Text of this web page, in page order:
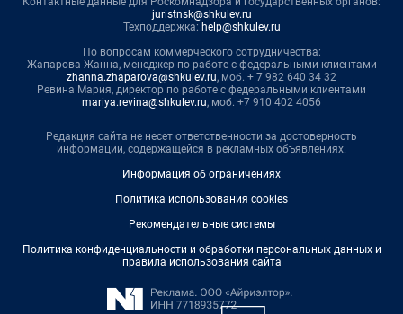
juristnsk@shkulev.ru
Техподдержка: help@shkulev.ru
По вопросам коммерческого сотрудничества:
Жапарова Жанна, менеджер по работе с федеральными клиентами
zhanna.zhaparova@shkulev.ru, моб. + 7 982 640 34 32
Ревина Мария, директор по работе с федеральными клиентами
mariya.revina@shkulev.ru, моб. +7 910 402 4056
Редакция сайта не несет ответственности за достоверность
информации, содержащейся в рекламных объявлениях.
Информация об ограничениях
Политика использования cookies
Рекомендательные системы
Политика конфиденциальности и обработки персональных данных и
правила использования сайта